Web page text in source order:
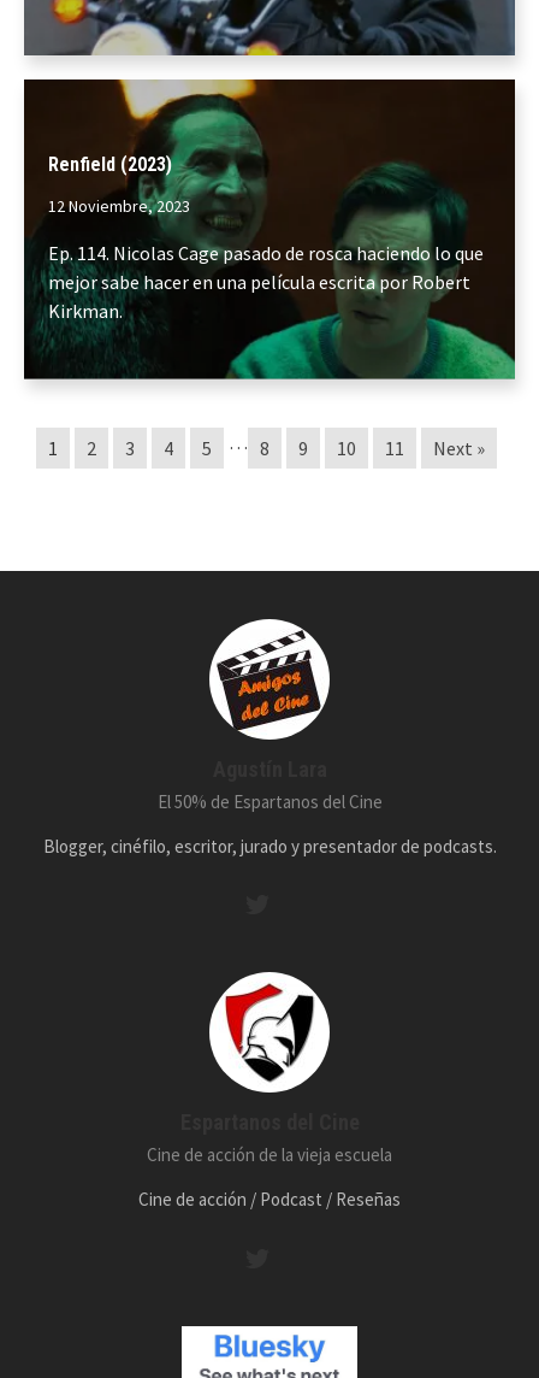
Renfield (2023)
12 Noviembre, 2023
Ep. 114. Nicolas Cage pasado de rosca haciendo lo que
mejor sabe hacer en una película escrita por Robert
Kirkman.
1 2 3 4 5 … 8 9 10 11 Next »
El 50% de Espartanos del Cine
Blogger, cinéfilo, escritor, jurado y presentador de podcasts.
Cine de acción de la vieja escuela
Cine de acción / Podcast / Reseñas